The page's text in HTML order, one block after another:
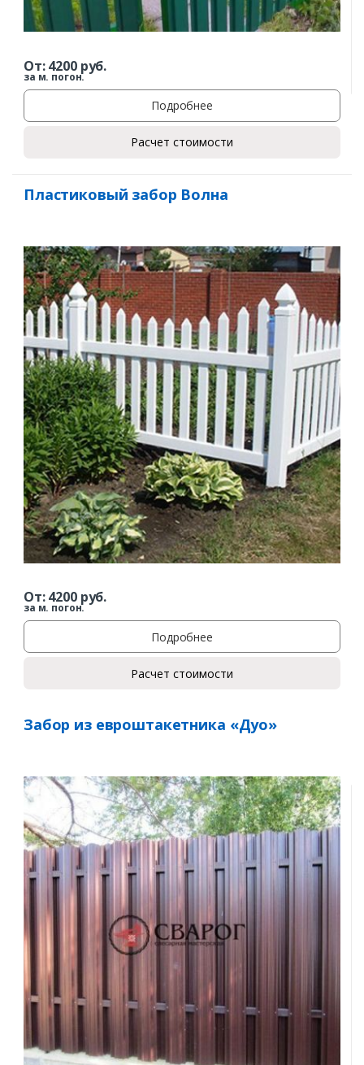
От:4200руб.
за м. погон.
Подробнее
Расчет стоимости
Пластиковый забор Волна
От:4200руб.
за м. погон.
Подробнее
Расчет стоимости
Забор из евроштакетника «Дуо»